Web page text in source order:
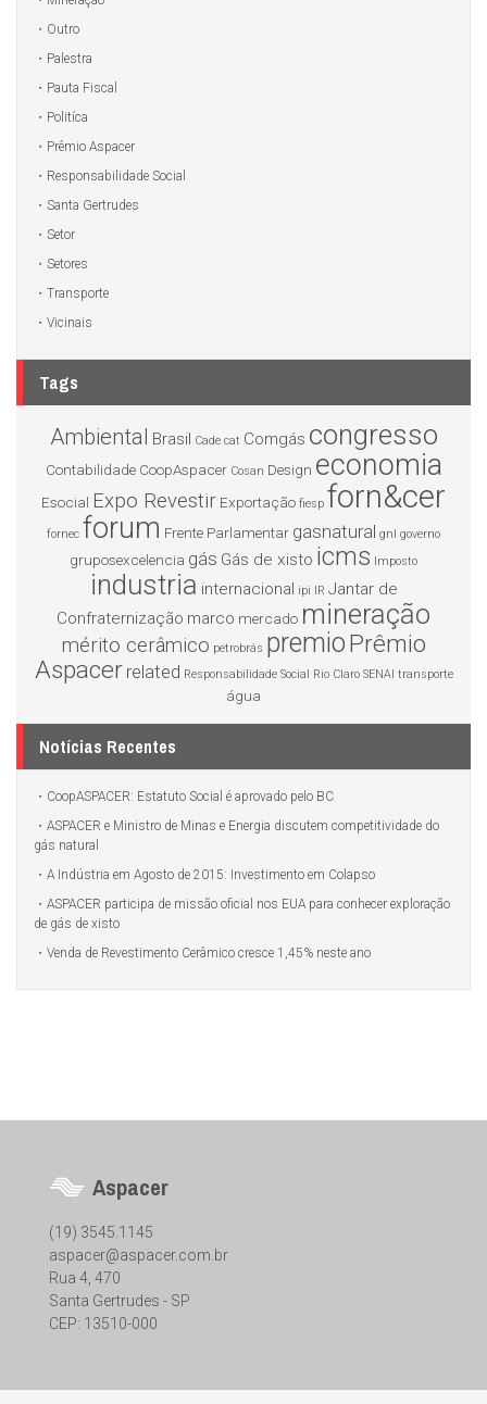
Outro
Palestra
Pauta Fiscal
Politíca
Prêmio Aspacer
Responsabilidade Social
Santa Gertrudes
Setor
Setores
Transporte
Vicinais
Tags
Ambiental Brasil Cade cat Comgás congresso
Contabilidade CoopAspacer Cosan Design economia
Esocial Expo Revestir Exportação fiesp forn&cer
fornec forum Frente Parlamentar gasnatural gnl governo
gruposexcelencia gás Gás de xisto icms Imposto
industria internacional ipi IR Jantar de
Confraternização marco mercado mineração
mérito cerâmico petrobrás premioPrêmio
Aspacer related Responsabilidade Social Rio Claro SENAI transporte
água
Notícias Recentes
CoopASPACER: Estatuto Social é aprovado pelo BC
ASPACER e Ministro de Minas e Energia discutem competitividade do
gás natural
A Indústria em Agosto de 2015: Investimento em Colapso
ASPACER participa de missão oficial nos EUA para conhecer exploração
de gás de xisto
Venda de Revestimento Cerâmico cresce 1,45% neste ano
Aspacer
(19) 3545.1145
aspacer@aspacer.com.br
Rua 4, 470
Santa Gertrudes - SP
CEP: 13510-000